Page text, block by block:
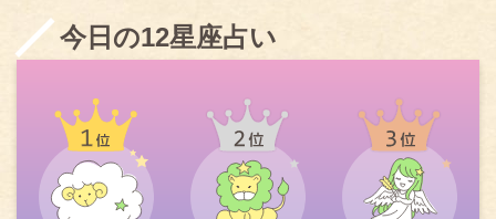
今日の12星座占い